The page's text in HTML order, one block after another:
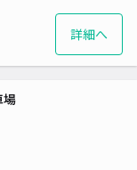
詳細へ
場